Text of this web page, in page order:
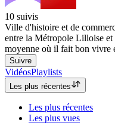
10 suivis
Ville d'histoire et de
entre la Métropole Lilloise et
moyenne où il fait bon vivre
Suivre
VidéosPlaylists
Les plus récentes
Les plus récentes
Les plus vues